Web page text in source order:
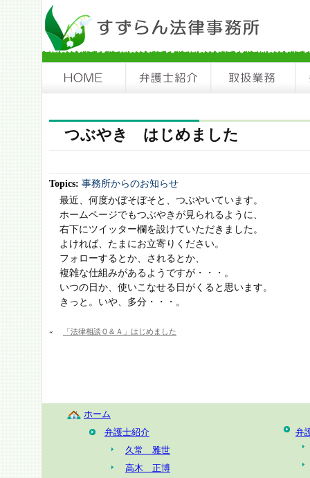
つぶやき はじめました
Topics: 事務所からのお知らせ
最近、何度かぼそぼそと、つぶやいています。
ホームページでもつぶやきが見られるように、
右下にツイッター欄を設けていただきました。
よければ、たまにお立寄りください。
フォローするとか、されるとか、
複雑な仕組みがあるようですが・・・。
いつの日か、使いこなせる日がくると思います。
きっと。いや、多分・・・。
« 「法律相談Ｑ＆Ａ」はじめました
ホーム
弁護士紹介
久常 雅世
高木 正博
弁